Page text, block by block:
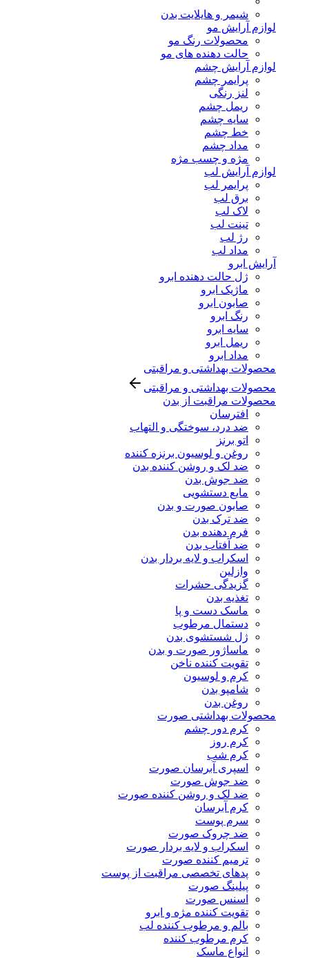
شیمر و هایلایت بدن
لوازم آرایش مو
محصولات رنگ مو
حالت دهنده های مو
لوازم آرایش چشم
پرایمر چشم
لنز رنگی
ریمل چشم
سایه چشم
خط چشم
مداد چشم
مژه و چسب مژه
لوازم آرایش لب
پرایمر لب
برق لب
لاک لب
تینت لب
رژ لب
مداد لب
آرایش ابرو
ژل حالت دهنده ابرو
ماژیک ابرو
صابون ابرو
رنگ ابرو
سایه ابرو
ریمل ابرو
مداد ابرو
محصولات بهداشتی و مراقبتی
محصولات بهداشتی و مراقبتی
محصولات مراقبت از بدن
افترسان
ضد درد، سوختگی و التهاب
اتو برنز
روغن و لوسیون برنزه کننده
ضد لک و روشن کننده بدن
ضد جوش بدن
مایع دستشویی
صابون صورت و بدن
ضد ترک بدن
فرم دهنده بدن
ضد آفتاب بدن
اسکراب و لایه بردار بدن
وازلین
گزیدگی حشرات
تغذیه بدن
ماسک دست و پا
دستمال مرطوب
ژل شستشوی بدن
ماساژور صورت و بدن
تقویت کننده ناخن
کرم و لوسیون
شامپو بدن
روغن بدن
محصولات بهداشتی صورت
کرم دور چشم
کرم روز
کرم شب
اسپری آبرسان صورت
ضد جوش صورت
ضد لک و روشن کننده صورت
کرم آبرسان
سرم پوست
ضد چروک صورت
اسکراب و لایه بردار صورت
ترمیم کننده صورت
پدهای تخصصی مراقبت از پوست
پیلینگ صورت
اسنس صورت
تقویت کننده مژه و ابرو
بالم و مرطوب کننده لب
کرم مرطوب کننده
انواع ماسک